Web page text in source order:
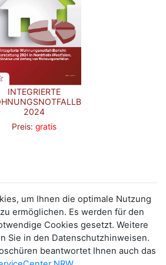
INTEGRIERTE
2024
Preis: gratis
um Ihnen die optimale Nutzung
ermöglichen. Es werden für den
Cookies gesetzt. Weitere
Sie in den Datenschutzhinweisen.
beantwortet Ihnen auch das